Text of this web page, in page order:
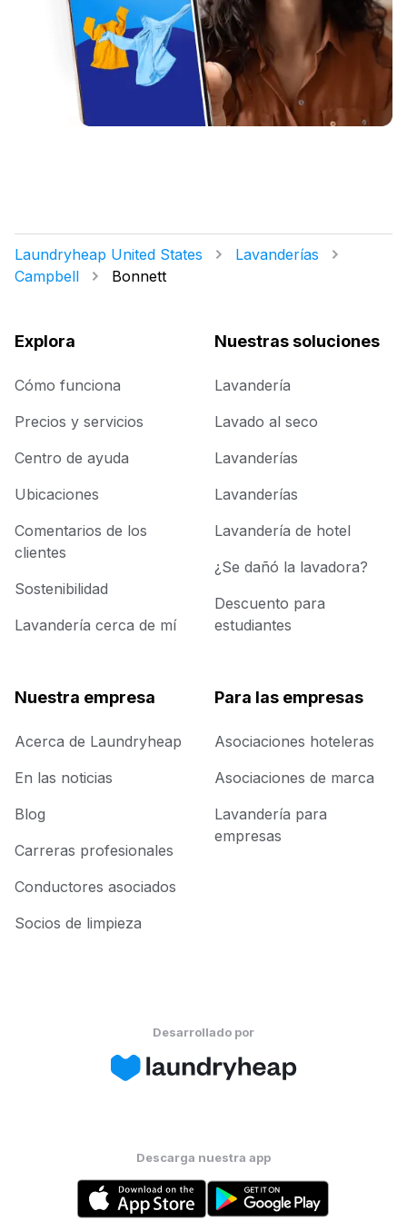
Laundryheap United States
Lavanderías
Campbell
Bonnett
Explora
Cómo funciona
Precios y servicios
Centro de ayuda
Ubicaciones
Comentarios de los
clientes
Sostenibilidad
Lavandería cerca de mí
Nuestras soluciones
Lavandería
Lavado al seco
Lavanderías
Lavanderías
Lavandería de hotel
¿Se dañó la lavadora?
Descuento para
estudiantes
Nuestra empresa
Acerca de Laundryheap
En las noticias
Blog
Carreras profesionales
Conductores asociados
Socios de limpieza
Para las empresas
Asociaciones hoteleras
Asociaciones de marca
Lavandería para
empresas
Desarrollado por
Descarga nuestra app